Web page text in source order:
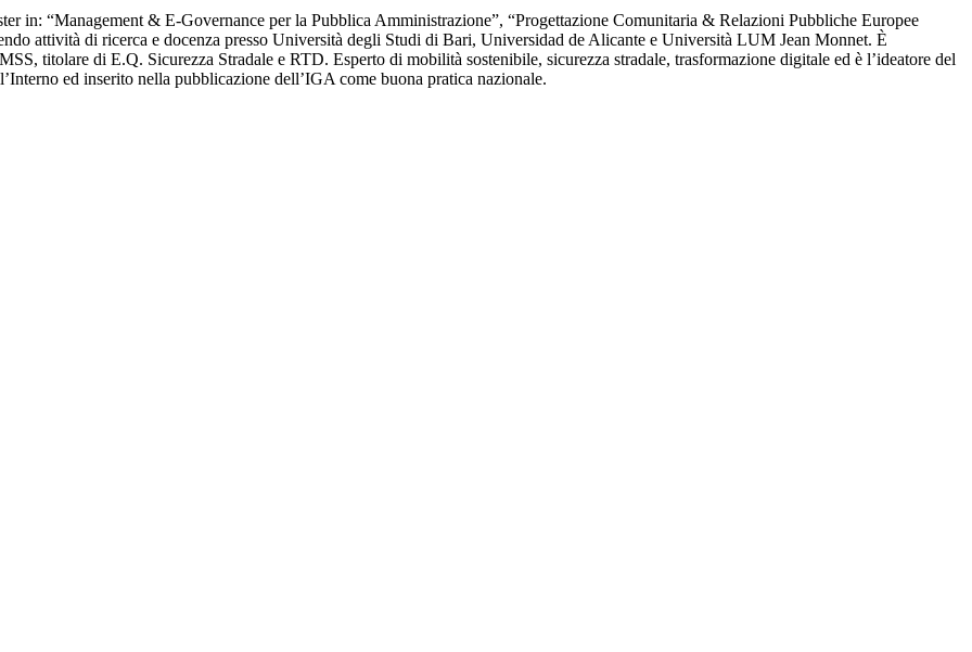
in: “Management & E-Governance per la Pubblica Amministrazione”, “Progettazione Comunitaria & Relazioni Pubbliche Europee
attività di ricerca e docenza presso Università degli Studi di Bari, Universidad de Alicante e Università LUM Jean Monnet. È
titolare di E.Q. Sicurezza Stradale e RTD. Esperto di mobilità sostenibile, sicurezza stradale, trasformazione digitale ed è l’ideatore del
ed inserito nella pubblicazione dell’IGA come buona pratica nazionale.